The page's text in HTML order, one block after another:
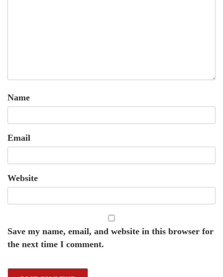
Name
Email
Website
Save my name, email, and website in this browser for
the next time I comment.